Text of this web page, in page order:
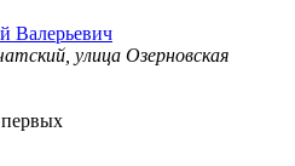
Валерьевич
улица Озерновская